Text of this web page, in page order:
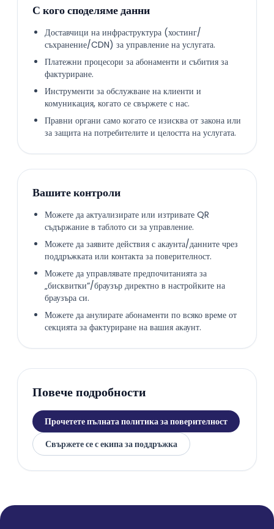
С кого споделяме данни
Доставчици на инфраструктура (хостинг/
съхранение/CDN) за управление на услугата.
Платежни процесори за абонаменти и събития за
фактуриране.
Инструменти за обслужване на клиенти и
комуникация, когато се свържете с нас.
Правни органи само когато се изисква от закона или
за защита на потребителите и целостта на услугата.
Вашите контроли
Можете да актуализирате или изтривате QR
съдържание в таблото си за управление.
Можете да заявите действия с акаунта/данните чрез
поддръжката или контакта за поверителност.
Можете да управлявате предпочитанията за
„бисквитки“/браузър директно в настройките на
браузъра си.
Можете да анулирате абонаменти по всяко време от
секцията за фактуриране на вашия акаунт.
Повече подробности
Прочетете пълната политика за поверителност
Свържете се с екипа за поддръжка